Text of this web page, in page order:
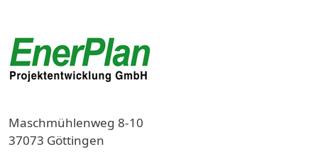
Maschmühlenweg 8-10
37073 Göttingen